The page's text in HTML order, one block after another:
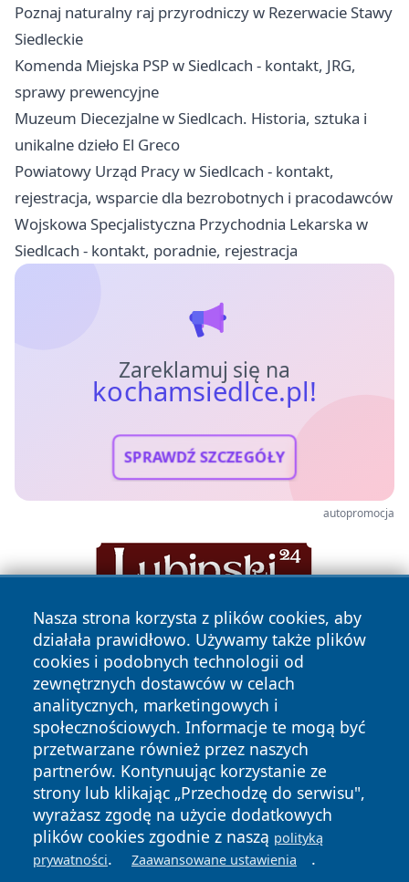
Poznaj naturalny raj przyrodniczy w Rezerwacie Stawy
Siedleckie
Komenda Miejska PSP w Siedlcach - kontakt, JRG,
sprawy prewencyjne
Muzeum Diecezjalne w Siedlcach. Historia, sztuka i
unikalne dzieło El Greco
Powiatowy Urząd Pracy w Siedlcach - kontakt,
rejestracja, wsparcie dla bezrobotnych i pracodawców
Wojskowa Specjalistyczna Przychodnia Lekarska w
Siedlcach - kontakt, poradnie, rejestracja
Zareklamuj się na
kochamsiedlce.pl!
SPRAWDŹ SZCZEGÓŁY
autopromocja
Nasza strona korzysta z plików cookies, aby
działała prawidłowo. Używamy także plików
cookies i podobnych technologii od
zewnętrznych dostawców w celach
analitycznych, marketingowych i
społecznościowych. Informacje te mogą być
przetwarzane również przez naszych
partnerów. Kontynuując korzystanie ze
strony lub klikając „Przechodzę do serwisu",
wyrażasz zgodę na użycie dodatkowych
plików cookies zgodnie z naszą polityką
prywatności. Zaawansowane ustawienia .
Copyright © 2026 kochamsiedlce.pl Wszystkie prawa
zastrzeżone.
News Autorzy
Polityka
Prywatności
Polityka
Cookies